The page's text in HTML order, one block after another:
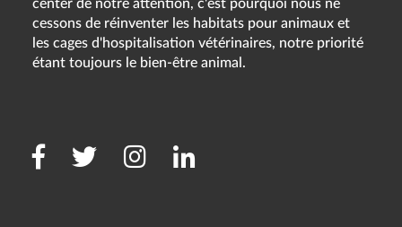
center de notre attention, c'est pourquoi nous ne
cessons de réinventer les habitats pour animaux et
les cages d'hospitalisation vétérinaires, notre priorité
étant toujours le bien-être animal.